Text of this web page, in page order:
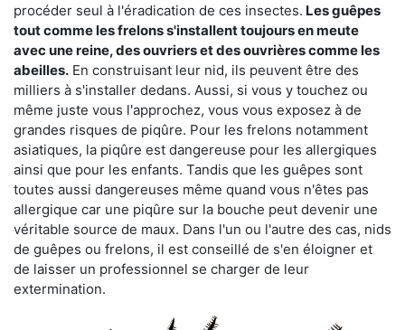
procéder seul à l'éradication de ces insectes. Les guêpes
tout comme les frelons s'installent toujours en meute
avec une reine, des ouvriers et des ouvrières comme les
abeilles. En construisant leur nid, ils peuvent être des
milliers à s'installer dedans. Aussi, si vous y touchez ou
même juste vous l'approchez, vous vous exposez à de
grandes risques de piqûre. Pour les frelons notamment
asiatiques, la piqûre est dangereuse pour les allergiques
ainsi que pour les enfants. Tandis que les guêpes sont
toutes aussi dangereuses même quand vous n'êtes pas
allergique car une piqûre sur la bouche peut devenir une
véritable source de maux. Dans l'un ou l'autre des cas, nids
de guêpes ou frelons, il est conseillé de s'en éloigner et
de laisser un professionnel se charger de leur
extermination.